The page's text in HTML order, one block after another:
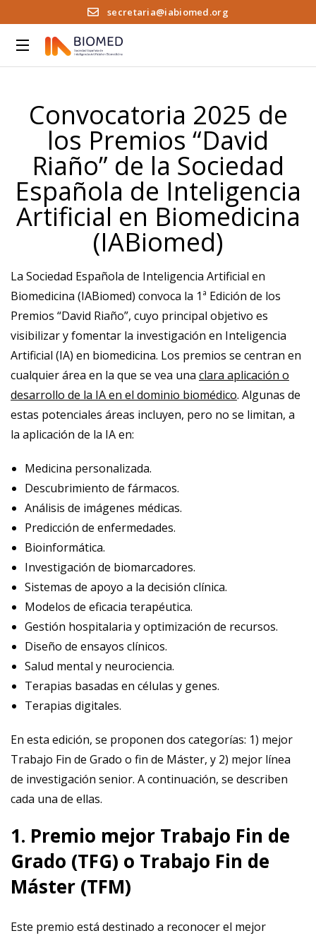
secretaria@iabiomed.org
Convocatoria 2025 de
los Premios “David
Riaño” de la Sociedad
Española de Inteligencia
Artificial en Biomedicina
(IABiomed)
La Sociedad Española de Inteligencia Artificial en
Biomedicina (IABiomed) convoca la 1ª Edición de los
Premios “David Riaño”, cuyo principal objetivo es
visibilizar y fomentar la investigación en Inteligencia
Artificial (IA) en biomedicina. Los premios se centran en
cualquier área en la que se vea una clara aplicación o
desarrollo de la IA en el dominio biomédico. Algunas de
estas potenciales áreas incluyen, pero no se limitan, a
la aplicación de la IA en:
Medicina personalizada.
Descubrimiento de fármacos.
Análisis de imágenes médicas.
Predicción de enfermedades.
Bioinformática.
Investigación de biomarcadores.
Sistemas de apoyo a la decisión clínica.
Modelos de eficacia terapéutica.
Gestión hospitalaria y optimización de recursos.
Diseño de ensayos clínicos.
Salud mental y neurociencia.
Terapias basadas en células y genes.
Terapias digitales.
En esta edición, se proponen dos categorías: 1) mejor
Trabajo Fin de Grado o fin de Máster, y 2) mejor línea
de investigación senior. A continuación, se describen
cada una de ellas.
1. Premio mejor Trabajo Fin de
Grado (TFG) o Trabajo Fin de
Máster (TFM)
Este premio está destinado a reconocer el mejor